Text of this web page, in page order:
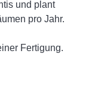
und plant
pro Jahr.
Fertigung.